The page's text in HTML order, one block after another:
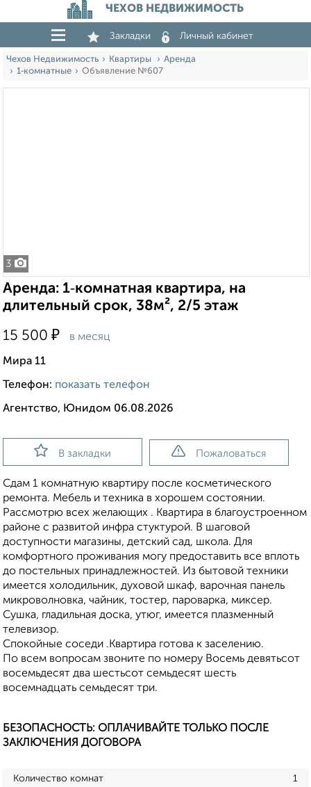
ЧЕХОВ НЕДВИЖИМОСТЬ
Закладки Личный кабинет
Чехов Недвижимость Квартиры
Аренда
1‑комнатные
Объявление №607
3
Аренда: 1‑комнатная квартира, на
длительный срок, 38м², 2/5 этаж
15 500 ₽ в месяц
Мира 11
Телефон: показать телефон
Агентство, Юнидом 06.08.2026
В закладки Пожаловаться
Сдам 1 комнатную квартиру после косметического
ремонта. Мебель и техника в хорошем состоянии.
Рассмотрю всех желающих . Квартира в благоустроенном
районе с развитой инфра стуктурой. В шаговой
доступности магазины, детский сад, школа. Для
комфортного проживания могу предоставить все вплоть
до постельных принадлежностей. Из бытовой техники
имеется холодильник, духовой шкаф, варочная панель
микроволновка, чайник, тостер, пароварка, миксер.
Сушка, гладильная доска, утюг, имеется плазменный
телевизор.
Спокойные соседи .Квартира готова к заселению.
По всем вопросам звоните по номеру Восемь девятьсот
восемьдесят два шестьсот семьдесят шесть
восемнадцать семьдесят три.
БЕЗОПАСНОСТЬ: ОПЛАЧИВАЙТЕ ТОЛЬКО ПОСЛЕ
ЗАКЛЮЧЕНИЯ ДОГОВОРА
Количество комнат 1